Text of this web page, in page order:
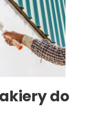
do